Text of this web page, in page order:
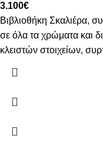
3.100€
Βιβλιοθήκη Σκαλιέρα,
σε όλα τα χρώματα και
κλειστών στοιχείων,